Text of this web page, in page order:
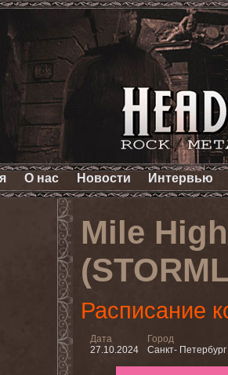
О нас Новости Интервью
Mile
Расписание
Дата
27.10.2024
Город
Санкт- Петербург